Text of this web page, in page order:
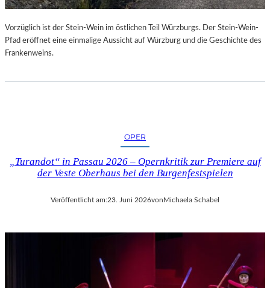
U
R
-
Vorzüglich ist der Stein-Wein im östlichen Teil Würzburgs. Der Stein-Wein-
Pfad eröffnet eine einmalige Aussicht auf Würzburg und die Geschichte des
Frankenweins.
OPER
„Turandot“ in Passau 2026 – Opernkritik zur Premiere auf
der Veste Oberhaus bei den Burgenfestspielen
Veröffentlicht am:23. Juni 2026vonMichaela Schabel